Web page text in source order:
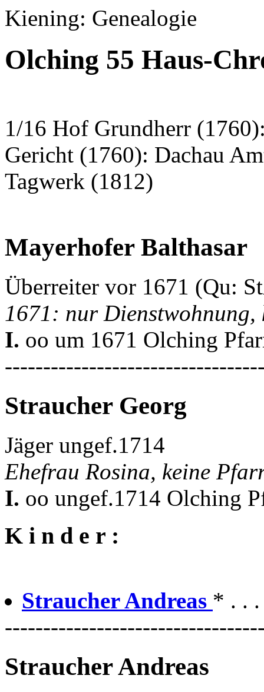
Kiening: Genealogie
Olching 55 Haus-
1/16 Hof Grundherr
Gericht (1760): Dachau
Tagwerk (1812)
Mayerhofer Balthasar
Überreiter vor 1671 (Qu:
1671: nur Dienstwohnung,
I. oo um 1671 Olching
Straucher Georg
Jäger ungef.1714
Ehefrau Rosina, keine
I. oo ungef.1714 Olching
K i n d e r :
Straucher Andreas * . .
Straucher Andreas